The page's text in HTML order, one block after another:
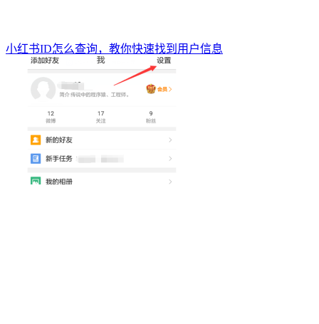
小红书ID怎么查询，教你快速找到用户信息